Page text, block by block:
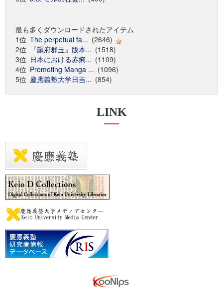
最も多くダウンロードされたアイテム
1位 The perpetual fa... (2646)
2位
『韻府群玉』版本... (1518)
3位 日本における赤痢... (1109)
4位 Promoting Manga ... (1096)
5位 慶應義塾大学日吉... (854)
LINK